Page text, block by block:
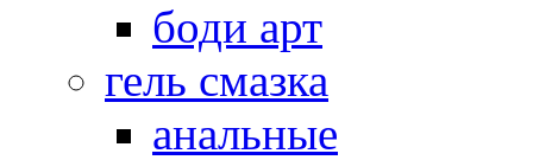
боди арт
гель смазка
анальные